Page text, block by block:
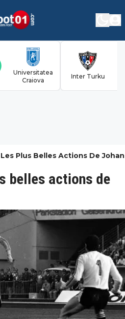
Universitatea
Craiova
Inter Turku
Plus Belles Actions De Johan
belles actions de